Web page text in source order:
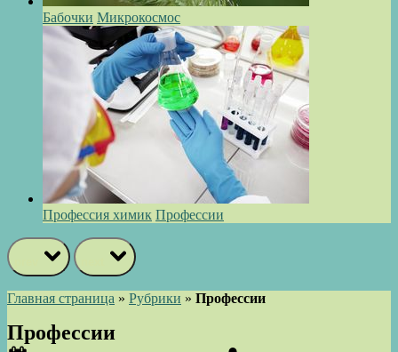
Бабочки Микрокосмос
Профессия химик Профессии
Главная страница » Рубрики » Профессии
Профессии